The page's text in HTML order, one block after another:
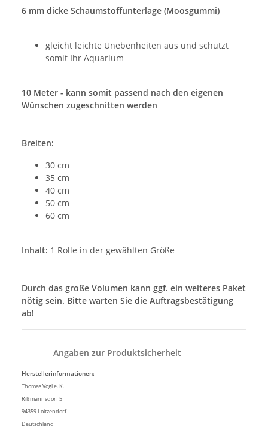
6 mm dicke Schaumstoffunterlage (Moosgummi)
gleicht leichte Unebenheiten aus und schützt
somit Ihr Aquarium
10 Meter - kann somit passend nach den eigenen
Wünschen zugeschnitten werden
Breiten:
30 cm
35 cm
40 cm
50 cm
60 cm
Inhalt: 1 Rolle in der gewählten Größe
Durch das große Volumen kann ggf. ein weiteres Paket
nötig sein. Bitte warten Sie die Auftragsbestätigung
ab!
Angaben zur Produktsicherheit
Herstellerinformationen:
Thomas Vogl e. K.
Rißmannsdorf 5
94359 Loitzendorf
Deutschland